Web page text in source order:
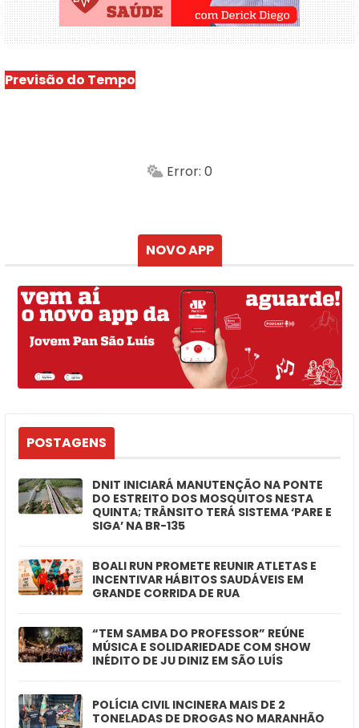
Previsão do Tempo
Min.
Error: 0
NOVO APP
POSTAGENS
DNIT INICIARÁ MANUTENÇÃO NA PONTE
DO ESTREITO DOS MOSQUITOS NESTA
QUINTA; TRÂNSITO TERÁ SISTEMA ‘PARE E
SIGA’ NA BR-135
BOALI RUN PROMETE REUNIR ATLETAS E
INCENTIVAR HÁBITOS SAUDÁVEIS EM
GRANDE CORRIDA DE RUA
“TEM SAMBA DO PROFESSOR” REÚNE
MÚSICA E SOLIDARIEDADE COM SHOW
INÉDITO DE JU DINIZ EM SÃO LUÍS
POLÍCIA CIVIL INCINERA MAIS DE 2
TONELADAS DE DROGAS NO MARANHÃO